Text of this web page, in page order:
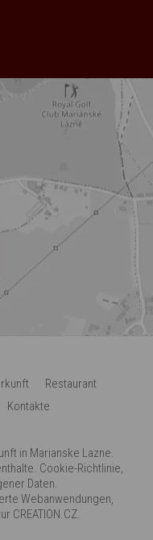
Restaurant
Kontakte
in Marianske Lazne.
Cookie-Richtlinie,
Daten.
Webanwendungen,
CREATION.CZ.